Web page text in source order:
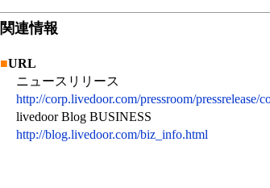
関連情報
■URL
ニュースリリース
http://corp.livedoor.com/pressroom/pressrelease/
livedoor Blog BUSINESS
http://blog.livedoor.com/biz_info.html